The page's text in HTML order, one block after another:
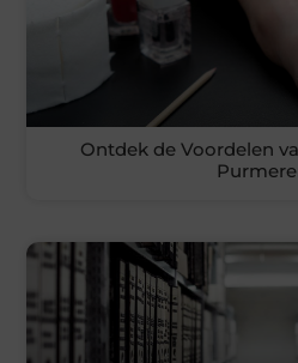
Ontdek de Voordelen